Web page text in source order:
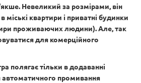
Невеликий за розмірами, він
міські квартири і приватні будинки
проживаючих людини). Але, так
для комерційного
полягає тільки в додаванні
автоматичного промивання